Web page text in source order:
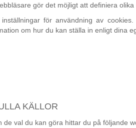
gör det möjligt att definiera
för användning av
om hur du kan ställa in enligt dina
KÄLLOR
de val du kan göra hittar du på följande